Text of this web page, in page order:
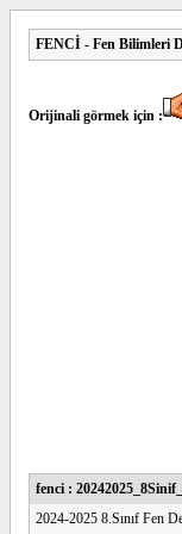
FENCİ - Fen Bilimleri
Orijinali görmek için :
fenci :
2024-2025 8.Sınıf Fen